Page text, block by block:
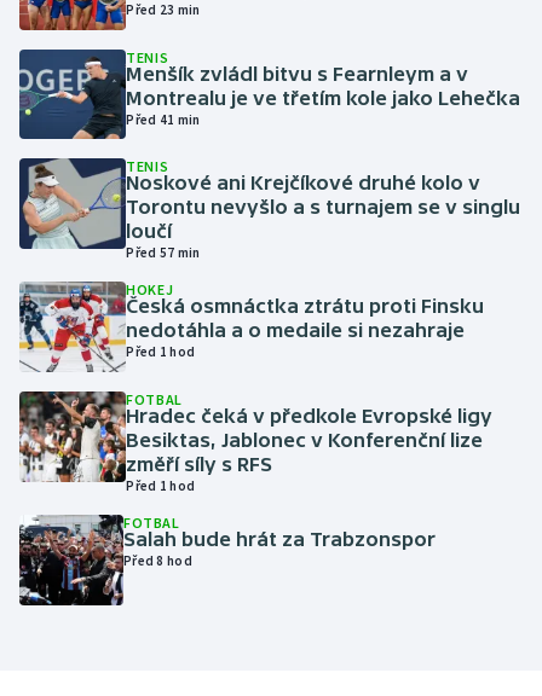
Házená
Jezdectví
Judo
Krasobruslení
Lyže a snowboard
Moderní pětiboj
Motorsport
Olympijské hry
Parasport
Plavání
Před 23 min
TENIS
Menšík zvládl bitvu s Fearnleym a v
Montrealu je ve třetím kole jako Lehečka
Před 41 min
TENIS
Noskové ani Krejčíkové druhé kolo v
Torontu nevyšlo a s turnajem se v singlu
loučí
Před 57 min
HOKEJ
Česká osmnáctka ztrátu proti Finsku
nedotáhla a o medaile si nezahraje
Před 1 hod
FOTBAL
Hradec čeká v předkole Evropské ligy
Besiktas, Jablonec v Konferenční lize
změří síly s RFS
Před 1 hod
FOTBAL
Salah bude hrát za Trabzonspor
Před 8 hod